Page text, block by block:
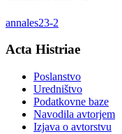
annales23-2
Acta Histriae
Poslanstvo
Uredništvo
Podatkovne baze
Navodila avtorjem
Izjava o avtorstvu